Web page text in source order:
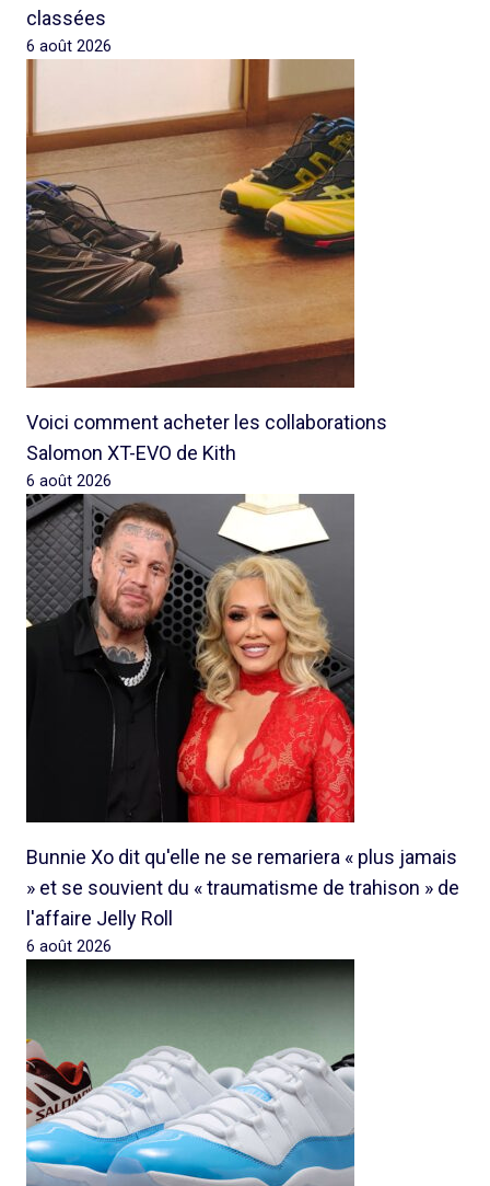
classées
6 août 2026
Voici comment acheter les collaborations
Salomon XT-EVO de Kith
6 août 2026
Bunnie Xo dit qu'elle ne se remariera « plus jamais
» et se souvient du « traumatisme de trahison » de
l'affaire Jelly Roll
6 août 2026